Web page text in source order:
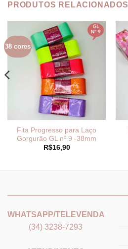
PRODUTOS RELACIONADOS
38 cores
Fita Progresso para Laço
Gorgurão GL nº 9 -38mm
R$16,90
WHATSAPP/TELEVENDA
(34) 3238-7293